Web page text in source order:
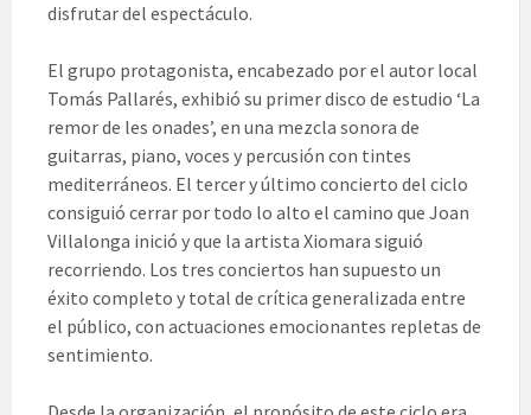
disfrutar del espectáculo.
El grupo protagonista, encabezado por el autor local
Tomás Pallarés, exhibió su primer disco de estudio ‘La
remor de les onades’, en una mezcla sonora de
guitarras, piano, voces y percusión con tintes
mediterráneos. El tercer y último concierto del ciclo
consiguió cerrar por todo lo alto el camino que Joan
Villalonga inició y que la artista Xiomara siguió
recorriendo. Los tres conciertos han supuesto un
éxito completo y total de crítica generalizada entre
el público, con actuaciones emocionantes repletas de
sentimiento.